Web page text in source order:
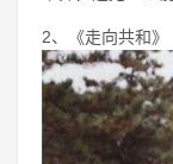
2、《走向共和》